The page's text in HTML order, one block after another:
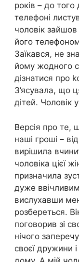
років – до
телефоні
чоловік
його
Заїкався, не
йому жодного
дізнатися про
З’ясувала, що
дітей. Чоловік
Версія про те,
наші гроші –
вирішила
чоловіка цієї
призначила
дуже
вислухавши
розбереться.
поговорив зі
нічого
своєї дружини